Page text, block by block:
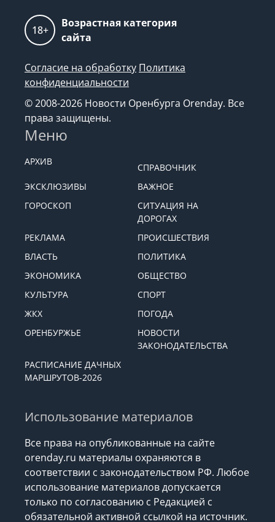
18+
Возрастная категория
сайта
Согласие на обработку Политика
конфиденциальности
© 2008-2026 Новости Оренбурга Orenday. Все
права защищены.
Меню
АРХИВ
СПРАВОЧНИК
ЭКСКЛЮЗИВЫ
ВАЖНОЕ
ГОРОСКОП
СИТУАЦИЯ НА
ДОРОГАХ
РЕКЛАМА
ПРОИСШЕСТВИЯ
ВЛАСТЬ
ПОЛИТИКА
ЭКОНОМИКА
ОБЩЕСТВО
КУЛЬТУРА
СПОРТ
ЖКХ
ПОГОДА
ОРЕНБУРЖЬЕ
НОВОСТИ
ЗАКОНОДАТЕЛЬСТВА
РАСПИСАНИЕ ДАЧНЫХ
МАРШРУТОВ-2026
Использование материалов
Все права на опубликованные на сайте
orenday.ru материалы охраняются в
соответствии с законодательством РФ. Любое
использование материалов допускается
только по согласованию с Редакцией с
обязательной активной ссылкой на источник.